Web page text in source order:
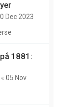
Dec 2023
1881:
« 05 Nov